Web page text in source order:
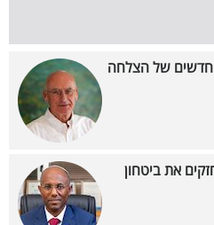
החדשים של הצלחה
את ביטחון